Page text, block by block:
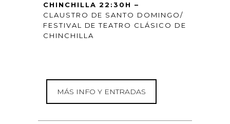
CHINCHILLA 22:30H –
CLAUSTRO DE SANTO DOMINGO/
FESTIVAL DE TEATRO CLÁSICO DE
CHINCHILLA
MÁS INFO Y ENTRADAS